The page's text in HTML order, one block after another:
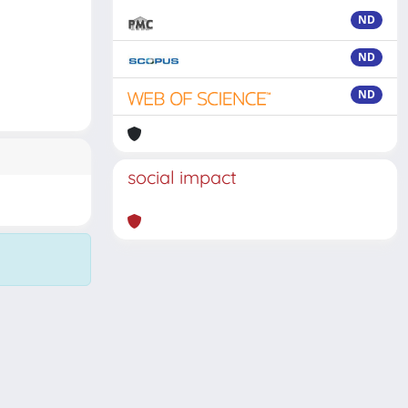
ND
ND
ND
social impact